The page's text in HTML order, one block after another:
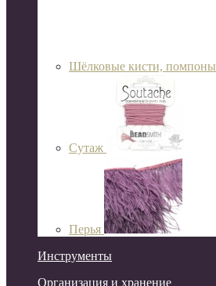
Шёлковые кисти, помпоны
Сутаж
Перья
Инструменты
Организация и хранение